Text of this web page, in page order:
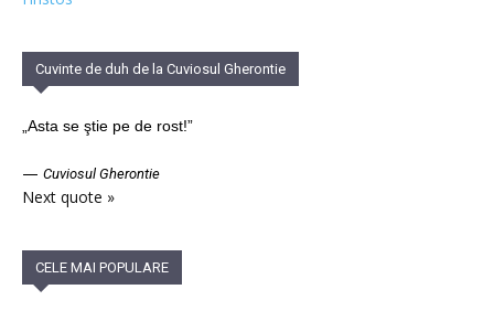
Cuvinte de duh de la Cuviosul Gherontie
„Asta se ştie pe de rost!”
— Cuviosul Gherontie
Next quote »
CELE MAI POPULARE